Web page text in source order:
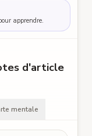
apprendre.
d'article
mentale